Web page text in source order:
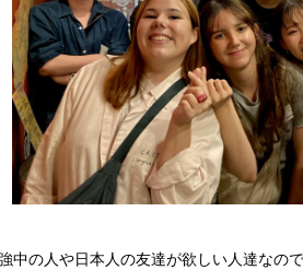
中の人や日本人の友達が欲しい人達なの